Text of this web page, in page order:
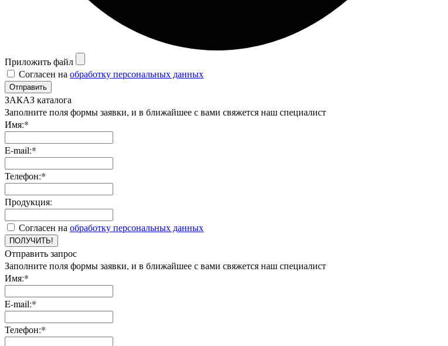
Приложить файл
Согласен на обработку персональных данных
Отправить
ЗАКАЗ каталога
Заполните поля формы заявки, и в ближайшее с вами свяжется наш специалист
Имя:*
E-mail:*
Телефон:*
Продукция:
Согласен на обработку персональных данных
ПОЛУЧИТЬ!
Отправить запрос
Заполните поля формы заявки, и в ближайшее с вами свяжется наш специалист
Имя:*
E-mail:*
Телефон:*